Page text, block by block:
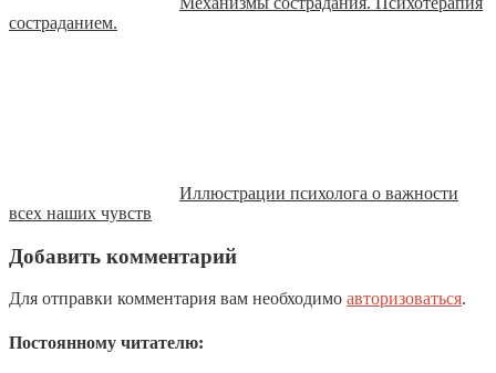
состраданием.
Иллюстрации психолога о важности
всех наших чувств
Добавить комментарий
Для отправки комментария вам необходимо авторизоваться.
Постоянному читателю: